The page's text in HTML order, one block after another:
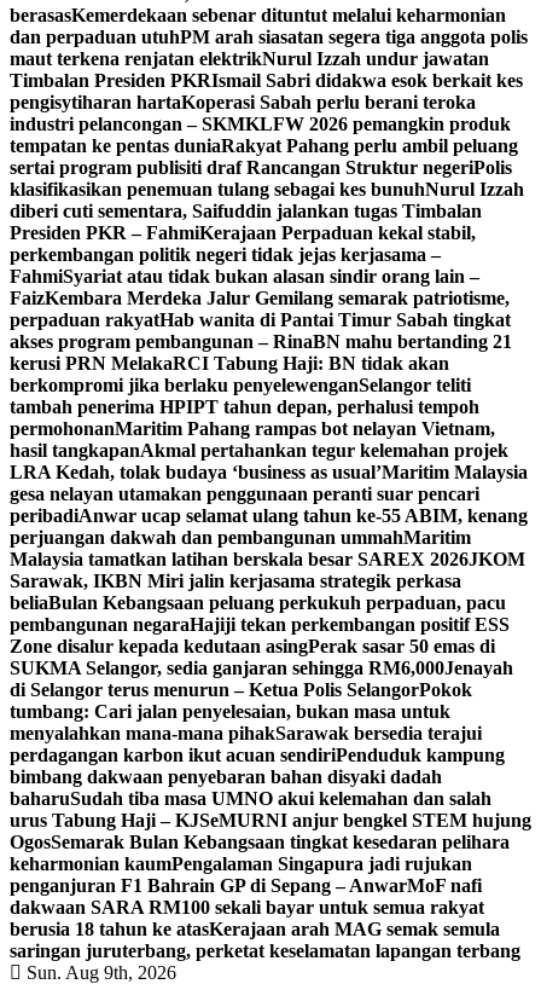
berasasKemerdekaan sebenar dituntut melalui keharmonian
dan perpaduan utuhPM arah siasatan segera tiga anggota polis
maut terkena renjatan elektrikNurul Izzah undur jawatan
Timbalan Presiden PKRIsmail Sabri didakwa esok berkait kes
pengisytiharan hartaKoperasi Sabah perlu berani teroka
industri pelancongan – SKMKLFW 2026 pemangkin produk
tempatan ke pentas duniaRakyat Pahang perlu ambil peluang
sertai program publisiti draf Rancangan Struktur negeriPolis
klasifikasikan penemuan tulang sebagai kes bunuhNurul Izzah
diberi cuti sementara, Saifuddin jalankan tugas Timbalan
Presiden PKR – FahmiKerajaan Perpaduan kekal stabil,
perkembangan politik negeri tidak jejas kerjasama –
FahmiSyariat atau tidak bukan alasan sindir orang lain –
FaizKembara Merdeka Jalur Gemilang semarak patriotisme,
perpaduan rakyatHab wanita di Pantai Timur Sabah tingkat
akses program pembangunan – RinaBN mahu bertanding 21
kerusi PRN MelakaRCI Tabung Haji: BN tidak akan
berkompromi jika berlaku penyelewenganSelangor teliti
tambah penerima HPIPT tahun depan, perhalusi tempoh
permohonanMaritim Pahang rampas bot nelayan Vietnam,
hasil tangkapanAkmal pertahankan tegur kelemahan projek
LRA Kedah, tolak budaya ‘business as usual’Maritim Malaysia
gesa nelayan utamakan penggunaan peranti suar pencari
peribadiAnwar ucap selamat ulang tahun ke-55 ABIM, kenang
perjuangan dakwah dan pembangunan ummahMaritim
Malaysia tamatkan latihan berskala besar SAREX 2026JKOM
Sarawak, IKBN Miri jalin kerjasama strategik perkasa
beliaBulan Kebangsaan peluang perkukuh perpaduan, pacu
pembangunan negaraHajiji tekan perkembangan positif ESS
Zone disalur kepada kedutaan asingPerak sasar 50 emas di
SUKMA Selangor, sedia ganjaran sehingga RM6,000Jenayah
di Selangor terus menurun – Ketua Polis SelangorPokok
tumbang: Cari jalan penyelesaian, bukan masa untuk
menyalahkan mana-mana pihakSarawak bersedia terajui
perdagangan karbon ikut acuan sendiriPenduduk kampung
bimbang dakwaan penyebaran bahan disyaki dadah
baharuSudah tiba masa UMNO akui kelemahan dan salah
urus Tabung Haji – KJSeMURNI anjur bengkel STEM hujung
OgosSemarak Bulan Kebangsaan tingkat kesedaran pelihara
keharmonian kaumPengalaman Singapura jadi rujukan
penganjuran F1 Bahrain GP di Sepang – AnwarMoF nafi
dakwaan SARA RM100 sekali bayar untuk semua rakyat
berusia 18 tahun ke atasKerajaan arah MAG semak semula
saringan juruterbang, perketat keselamatan lapangan terbang
Sun. Aug 9th, 2026